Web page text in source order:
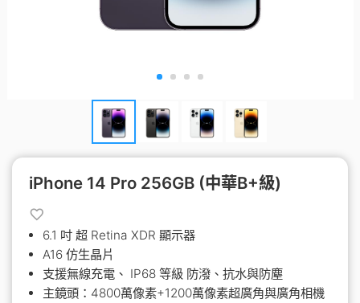
iPhone 14 Pro 256GB (中華B+級)
6.1 吋 超 Retina XDR 顯示器
A16 仿生晶片
支援無線充電、 IP68 等級 防潑、抗水與防塵
主鏡頭：4800萬像素+1200萬像素超廣角與廣角相機